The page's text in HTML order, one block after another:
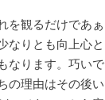
を観るだけであぁ
なりとも向上心と
なります。巧いで
の理由はその後い